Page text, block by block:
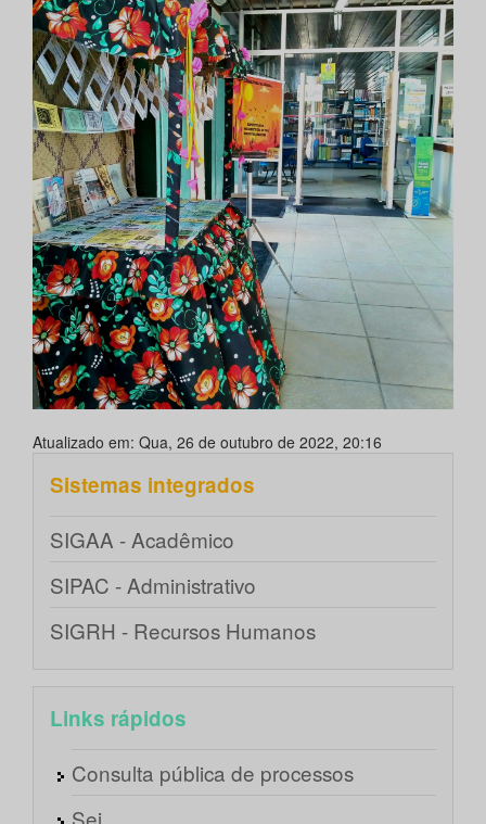
Atualizado em: Qua, 26 de outubro de 2022, 20:16
Sistemas integrados
SIGAA - Acadêmico
SIPAC - Administrativo
SIGRH - Recursos Humanos
Links rápidos
Consulta pública de processos
Sei